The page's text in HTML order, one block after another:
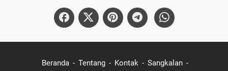
Beranda Tentang Kontak Sangkalan